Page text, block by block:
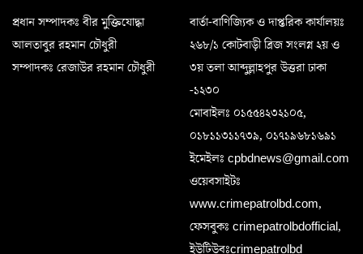
প্রধান সম্পাদকঃ বীর মুক্তিযোদ্ধা
আলতাবুর রহমান চৌধুরী
সম্পাদকঃ রেজাউর রহমান চৌধুরী
বার্তা-বাণিজ্যিক ও দাপ্তরিক কার্যালয়ঃ
২৬৮/১ কোটবাড়ী ব্রিজ সংলগ্ন ২য় ও
৩য় তলা আব্দুল্লাহপুর উত্তরা ঢাকা
-১২৩০
মোবাইলঃ ০১৫৫৪২৩২১০৫,
০১৮১১৩১১৭৩৯, ০১৭১৯৬৮১৬৯১
ইমেইলঃ cpbdnews@gmail.com
ওয়েবসাইটঃ
www.crimepatrolbd.com,
ফেসবুকঃ crimepatrolbdofficial,
ইউটিউবঃcrimepatrolbd